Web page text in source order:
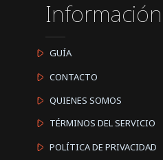
Información
GUÍA
CONTACTO
QUIENES SOMOS
TÉRMINOS DEL SERVICIO
POLÍTICA DE PRIVACIDAD